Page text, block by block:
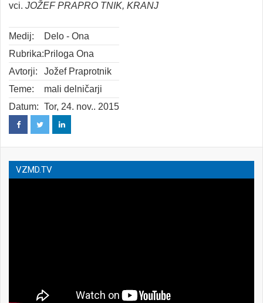
vci. JOŽEF PRAPRO TNIK, KRANJ
Medij:
Delo - Ona
Rubrika:Priloga Ona
Avtorji:
Jožef Praprotnik
Teme:
mali delničarji
Datum: Tor, 24. nov.. 2015
VZMD.TV